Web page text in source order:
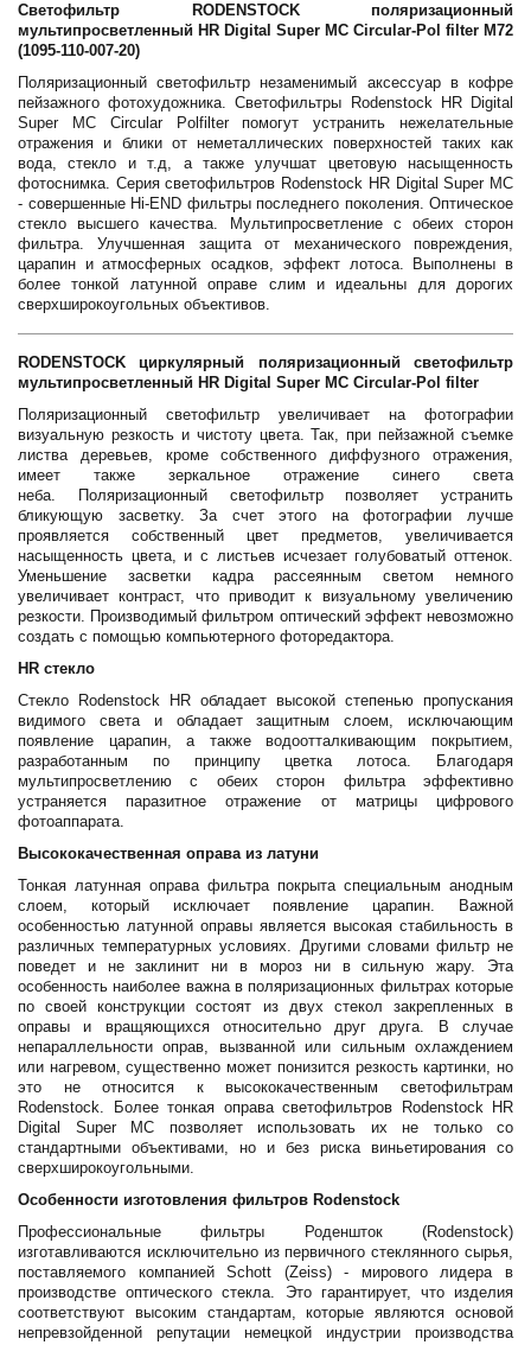
Светофильтр RODENSTOCK поляризационный
мультипросветленный HR Digital Super MC Circular-Pol filter M72
(1095-110-007-20)
Поляризационный светофильтр незаменимый аксессуар в кофре
пейзажного фотохудожника. Светофильтры Rodenstock HR Digital
Super MC Circular Polfilter помогут устранить нежелательные
отражения и блики от неметаллических поверхностей таких как
вода, стекло и т.д, а также улучшат цветовую насыщенность
фотоснимка. Серия светофильтров Rodenstock HR Digital Super MC
- совершенные Hi-END фильтры последнего поколения. Оптическое
стекло высшего качества. Мультипросветление с обеих сторон
фильтра. Улучшенная защита от механического повреждения,
царапин и атмосферных осадков, эффект лотоса. Выполнены в
более тонкой латунной оправе слим и идеальны для дорогих
сверхширокоугольных объективов.
RODENSTOCK циркулярный поляризационный светофильтр
мультипросветленный HR Digital Super MC Circular-Pol filter
Поляризационный светофильтр увеличивает на фотографии
визуальную резкость и чистоту цвета. Так, при пейзажной съемке
листва деревьев, кроме собственного диффузного отражения,
имеет также зеркальное отражение синего света
неба. Поляризационный светофильтр позволяет устранить
бликующую засветку. За счет этого на фотографии лучше
проявляется собственный цвет предметов, увеличивается
насыщенность цвета, и с листьев исчезает голубоватый оттенок.
Уменьшение засветки кадра рассеянным светом немного
увеличивает контраст, что приводит к визуальному увеличению
резкости. Производимый фильтром оптический эффект невозможно
создать с помощью компьютерного фоторедактора.
HR стекло
Стекло Rodenstock HR обладает высокой степенью пропускания
видимого света и обладает защитным слоем, исключающим
появление царапин, а также водоотталкивающим покрытием,
разработанным по принципу цветка лотоса. Благодаря
мультипросветлению с обеих сторон фильтра эффективно
устраняется паразитное отражение от матрицы цифрового
фотоаппарата.
Высококачественная оправа из латуни
Тонкая латунная оправа фильтра покрыта специальным анодным
слоем, который исключает появление царапин. Важной
особенностью латунной оправы является высокая стабильность в
различных температурных условиях. Другими словами фильтр не
поведет и не заклинит ни в мороз ни в сильную жару. Эта
особенность наиболее важна в поляризационных фильтрах которые
по своей конструкции состоят из двух стекол закрепленных в
оправы и вращяющихся относительно друг друга. В случае
непараллельности оправ, вызванной или сильным охлаждением
или нагревом, существенно может понизится резкость картинки, но
это не относится к высококачественным светофильтрам
Rodenstock. Более тонкая оправа светофильтров Rodenstock HR
Digital Super MC позволяет использовать их не только со
стандартными объективами, но и без риска виньетирования со
сверхширокоугольными.
Особенности изготовления фильтров Rodenstock
Профессиональные фильтры Роденшток (Rodenstock)
изготавливаются исключительно из первичного стеклянного сырья,
поставляемого компанией Schott (Zeiss) - мирового лидера в
производстве оптического стекла. Это гарантирует, что изделия
соответствуют высоким стандартам, которые являются основой
непревзойденной репутации немецкой индустрии производства